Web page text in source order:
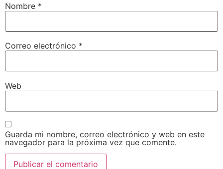
Nombre *
Correo electrónico *
Web
Guarda mi nombre, correo electrónico y web en este
navegador para la próxima vez que comente.